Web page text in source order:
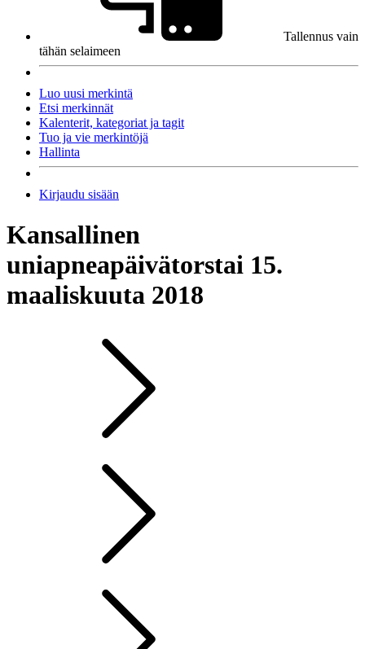
Tallennus vain
tähän selaimeen
Luo uusi merkintä
Etsi merkinnät
Kalenterit, kategoriat ja tagit
Tuo ja vie merkintöjä
Hallinta
Kirjaudu sisään
Kansallinen
uniapneapäivätorstai 15.
maaliskuuta 2018